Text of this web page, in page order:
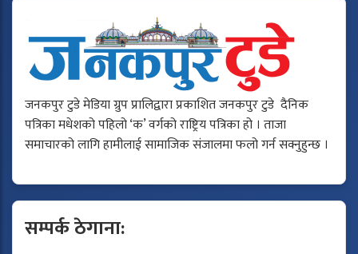
जनकपुर टुडे मेडिया ग्रुप प्रालिद्वारा प्रकाशित जनकपुर टुडे दैनिक
पत्रिका मधेशको पहिलो ‘क’ वर्गको राष्ट्रिय पत्रिका हो । ताजा
समाचारको लागि हामीलाई सामाजिक संजालमा फलो गर्न सक्नुहुन्छ ।
सम्पर्क ठेगाना: